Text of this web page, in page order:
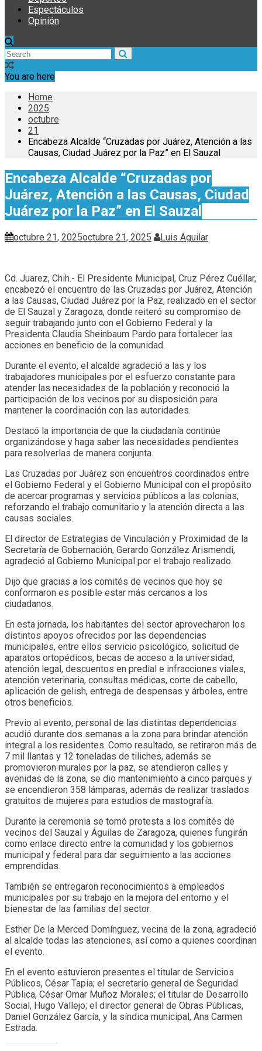
Espectáculos
Opinión
You are here
Home
2025
octubre
21
Encabeza Alcalde “Cruzadas por Juárez, Atención a las
Causas, Ciudad Juárez por la Paz” en El Sauzal
Encabeza Alcalde “Cruzadas por
Juárez, Atención a las Causas, Ciudad
Juárez por la Paz” en El Sauzal
octubre 21, 2025octubre 21, 2025 Luis Aguilar
Cd. Juarez, Chih.- El Presidente Municipal, Cruz Pérez Cuéllar,
encabezó el encuentro de las Cruzadas por Juárez, Atención
a las Causas, Ciudad Juárez por la Paz, realizado en el sector
de El Sauzal y Zaragoza, donde reiteró su compromiso de
seguir trabajando junto con el Gobierno Federal y la
Presidenta Claudia Sheinbaum Pardo para fortalecer las
acciones en beneficio de la comunidad.
Durante el evento, el alcalde agradeció a las y los
trabajadores municipales por el esfuerzo constante para
atender las necesidades de la población y reconoció la
participación de los vecinos por su disposición para
mantener la coordinación con las autoridades.
Destacó la importancia de que la ciudadanía continúe
organizándose y haga saber las necesidades pendientes
para resolverlas de manera conjunta.
Las Cruzadas por Juárez son encuentros coordinados entre
el Gobierno Federal y el Gobierno Municipal con el propósito
de acercar programas y servicios públicos a las colonias,
reforzando el trabajo comunitario y la atención directa a las
causas sociales.
El director de Estrategias de Vinculación y Proximidad de la
Secretaría de Gobernación, Gerardo González Arismendi,
agradeció al Gobierno Municipal por el trabajo realizado.
Dijo que gracias a los comités de vecinos que hoy se
conformaron es posible estar más cercanos a los
ciudadanos.
En esta jornada, los habitantes del sector aprovecharon los
distintos apoyos ofrecidos por las dependencias
municipales, entre ellos servicio psicológico, solicitud de
aparatos ortopédicos, becas de acceso a la universidad,
atención legal, descuentos en predial e infracciones viales,
atención veterinaria, consultas médicas, corte de cabello,
aplicación de gelish, entrega de despensas y árboles, entre
otros beneficios.
Previo al evento, personal de las distintas dependencias
acudió durante dos semanas a la zona para brindar atención
integral a los residentes. Como resultado, se retiraron más de
7 mil llantas y 12 toneladas de tiliches, además se
promovieron murales por la paz, se atendieron calles y
avenidas de la zona, se dio mantenimiento a cinco parques y
se encendieron 358 lámparas, además de realizar traslados
gratuitos de mujeres para estudios de mastografía.
Durante la ceremonia se tomó protesta a los comités de
vecinos del Sauzal y Águilas de Zaragoza, quienes fungirán
como enlace directo entre la comunidad y los gobiernos
municipal y federal para dar seguimiento a las acciones
emprendidas.
También se entregaron reconocimientos a empleados
municipales por su trabajo en la mejora del entorno y el
bienestar de las familias del sector.
Esther De la Merced Domínguez, vecina de la zona, agradeció
al alcalde todas las atenciones, así como a quienes coordinan
el evento.
En el evento estuvieron presentes el titular de Servicios
Públicos, César Tapia; el secretario general de Seguridad
Pública, César Omar Muñoz Morales; el titular de Desarrollo
Social, Hugo Vallejo; el director general de Obras Públicas,
Daniel González García, y la síndica municipal, Ana Carmen
Estrada.